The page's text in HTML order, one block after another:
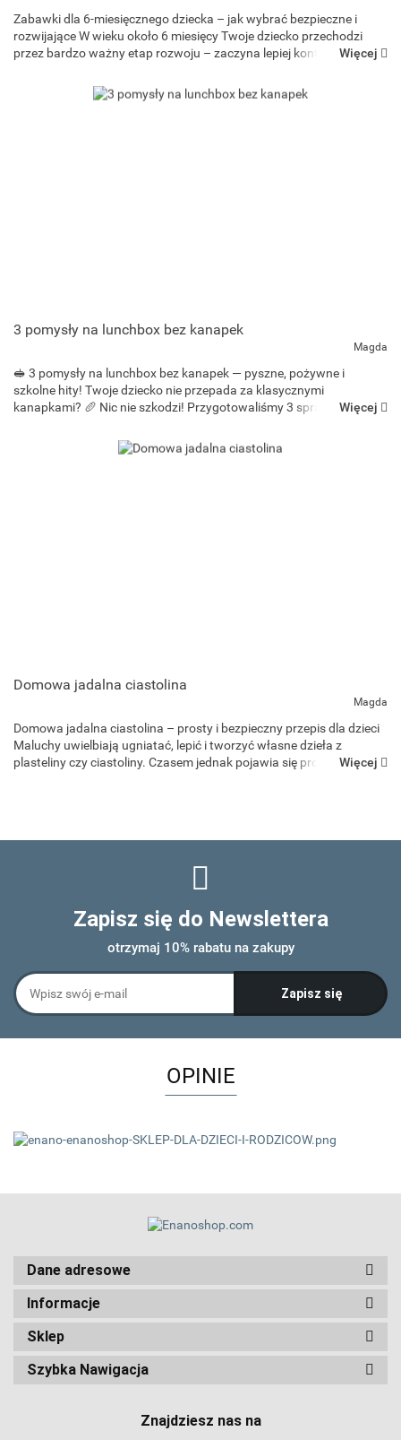
Zabawki dla 6-miesięcznego dziecka – jak wybrać bezpieczne i
rozwijające W wieku około 6 miesięcy Twoje dziecko przechodzi
przez bardzo ważny etap rozwoju – zaczyna lepiej kontrolować
Więcej
3 pomysły na lunchbox bez kanapek
Magda
🥪 3 pomysły na lunchbox bez kanapek — pyszne, pożywne i
szkolne hity! Twoje dziecko nie przepada za klasycznymi
kanapkami? 🥖 Nic nie szkodzi! Przygotowaliśmy 3 sprawdzone
Więcej
Domowa jadalna ciastolina
Magda
Domowa jadalna ciastolina – prosty i bezpieczny przepis dla dzieci
Maluchy uwielbiają ugniatać, lepić i tworzyć własne dzieła z
plasteliny czy ciastoliny. Czasem jednak pojawia się problem –Więcej
Zapisz się do Newslettera
otrzymaj 10% rabatu na zakupy
OPINIE
Dane adresowe
Informacje
Sklep
Szybka Nawigacja
Znajdziesz nas na